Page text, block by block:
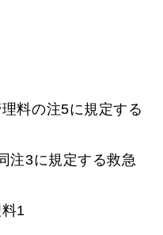
料の注5に規定する
注3に規定する救急
1